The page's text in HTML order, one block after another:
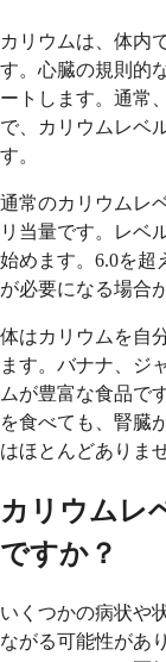
カリウムは、体内
す。心臓の規則的
ートします。通常
で、カリウムレベ
す。
通常のカリウムレ
リ当量です。レベ
始めます。6.0を超
が必要になる場合
体はカリウムを自
ます。バナナ、ジ
ムが豊富な食品で
を食べても、腎臓
はほとんどありま
カリウムレ
ですか？
いくつかの病状や
ながる可能性があ